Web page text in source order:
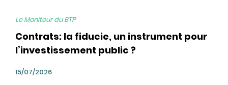
Le Moniteur du BTP
Contrats: la fiducie, un instrument pour
l’investissement public ?
15/07/2026